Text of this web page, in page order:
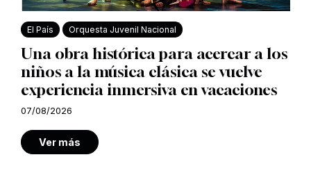
El País Orquesta Juvenil Nacional
Una obra histórica para acercar a los
niños a la música clásica se vuelve
experiencia inmersiva en vacaciones
07/08/2026
Ver más